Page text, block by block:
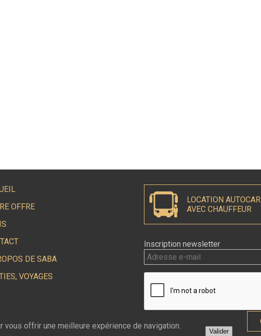
Valider
offrir une meilleure expérience de navigation.
OFFRE
DE SABA
VOYAGES
LOCATION AUTOCAR
AVEC CHAUFFEUR
Inscription newsletter